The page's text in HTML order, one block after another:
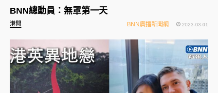
港聞
BNN總動員：無罩第一天
BNN廣播新聞網 2023-03-01